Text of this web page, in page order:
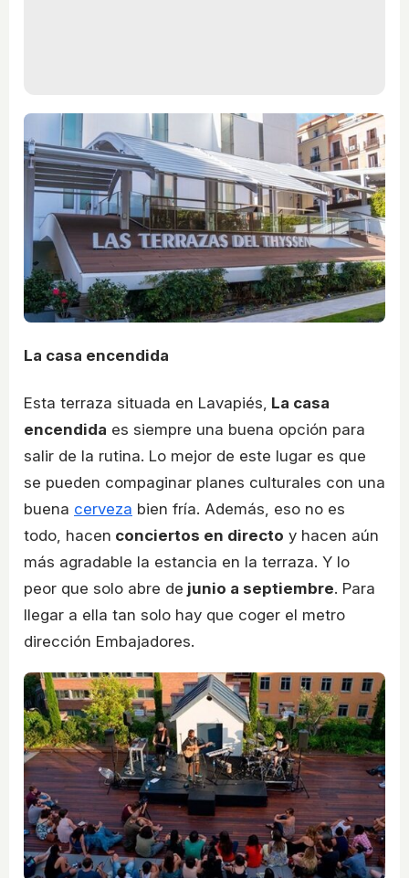
La casa encendida
Esta terraza situada en Lavapiés, La casa
encendida es siempre una buena opción para
salir de la rutina. Lo mejor de este lugar es que
se pueden compaginar planes culturales con una
buena cerveza bien fría. Además, eso no es
todo, hacen conciertos en directo y hacen aún
más agradable la estancia en la terraza. Y lo
peor que solo abre de junio a septiembre. Para
llegar a ella tan solo hay que coger el metro
dirección Embajadores.